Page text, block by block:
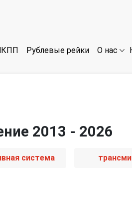
Рублевые рейки О нас
2013 - 2026
система